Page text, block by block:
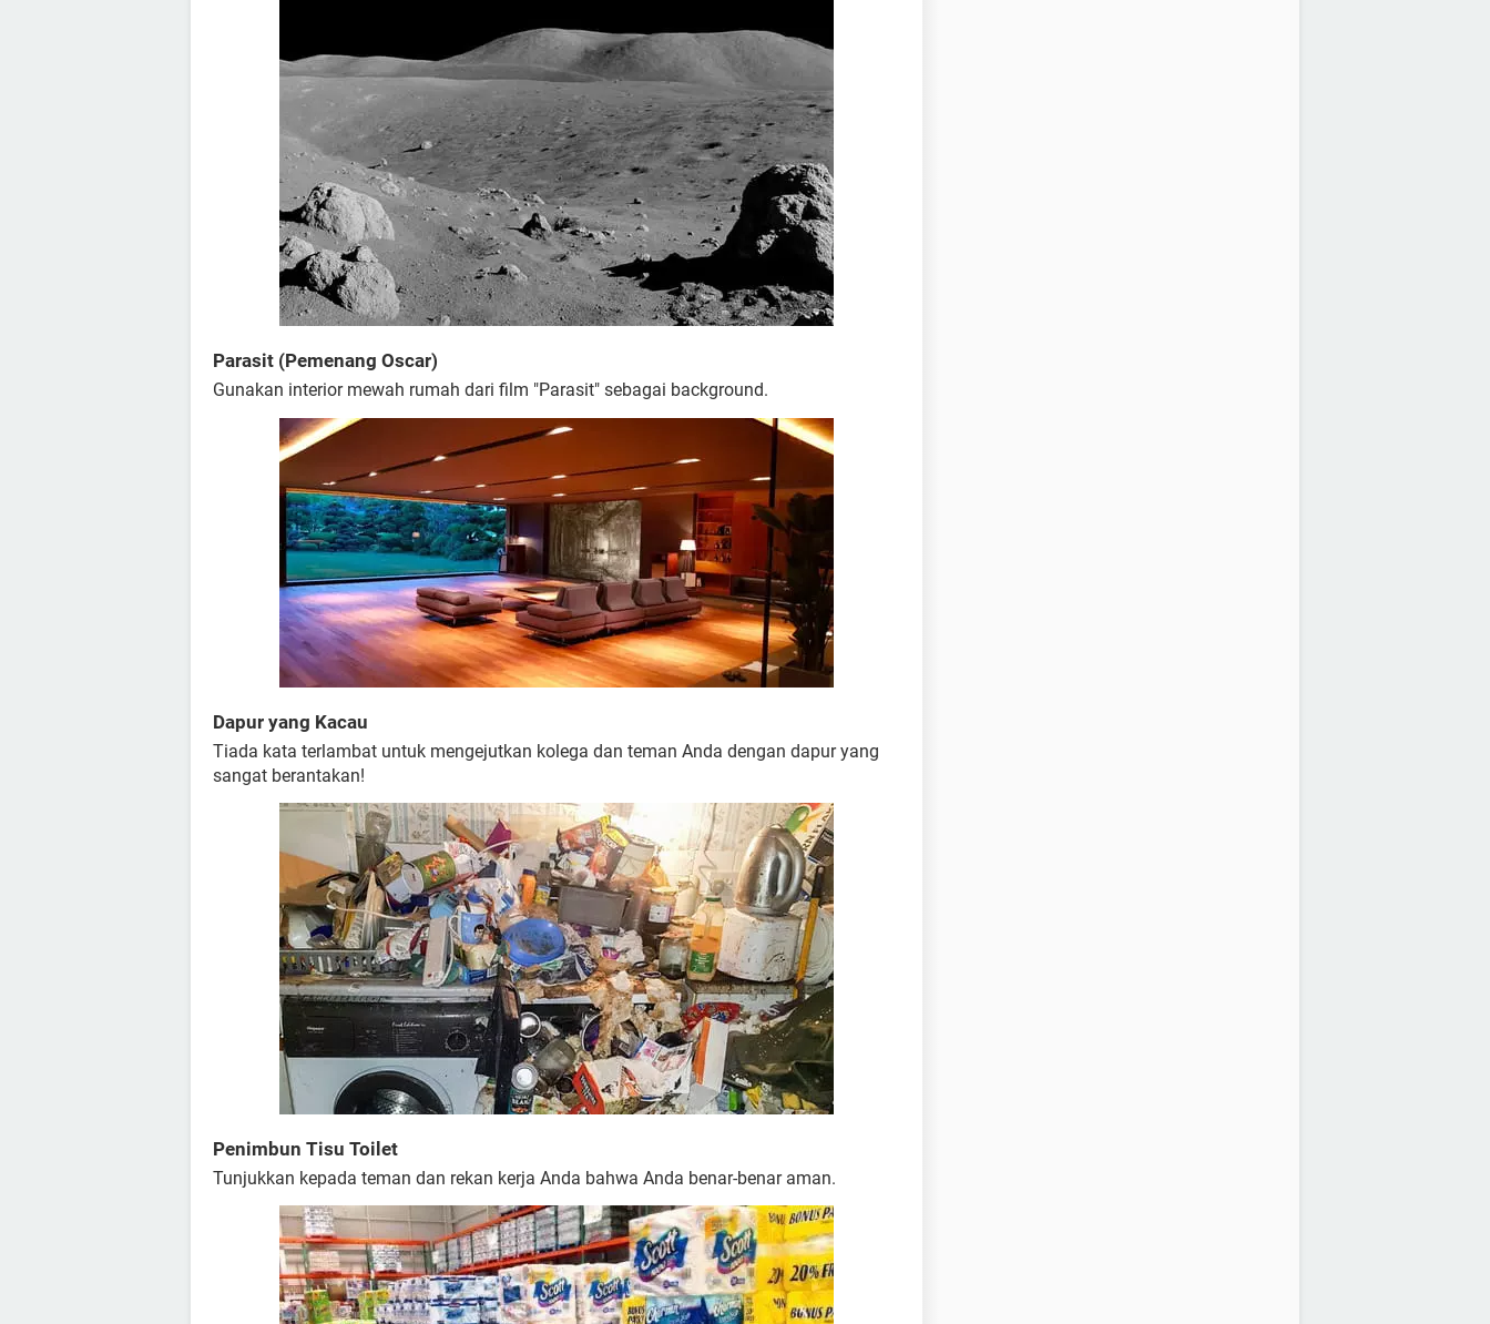
Parasit (Pemenang Oscar)
Gunakan interior mewah rumah dari film "Parasit" sebagai background.
Dapur yang Kacau
Tiada kata terlambat untuk mengejutkan kolega dan teman Anda dengan dapur yang
sangat berantakan!
Penimbun Tisu Toilet
Tunjukkan kepada teman dan rekan kerja Anda bahwa Anda benar-benar aman.